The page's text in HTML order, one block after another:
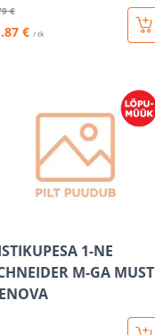
€
.87 € / tk
1-NE
M-GA MUST